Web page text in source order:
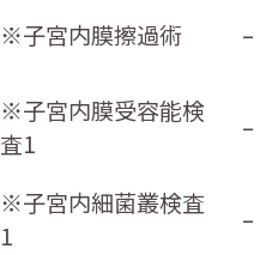
※子宮内膜擦過術 –
※子宮内膜受容能検
査1
–
※子宮内細菌叢検査
1
–